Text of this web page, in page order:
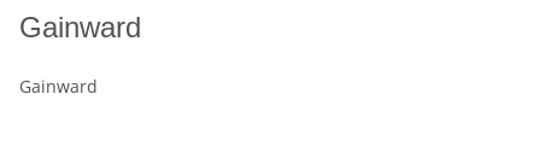
Gainward
Gainward